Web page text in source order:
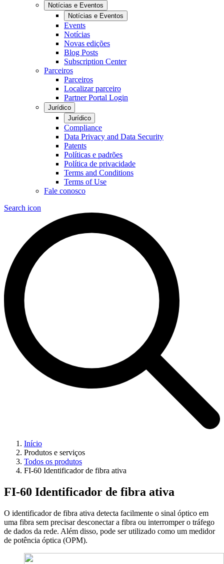
Notícias e Eventos
Notícias e Eventos
Events
Notícias
Novas edições
Blog Posts
Subscription Center
Parceiros
Parceiros
Localizar parceiro
Partner Portal Login
Jurídico
Jurídico
Compliance
Data Privacy and Data Security
Patents
Políticas e padrões
Política de privacidade
Terms and Conditions
Terms of Use
Fale conosco
Search icon
Início
Produtos e serviços
Todos os produtos
FI-60 Identificador de fibra ativa
FI-60 Identificador de fibra ativa
O identificador de fibra ativa detecta facilmente o sinal óptico em
uma fibra sem precisar desconectar a fibra ou interromper o tráfego
de dados da rede. Além disso, pode ser utilizado como um medidor
de potência óptica (OPM).